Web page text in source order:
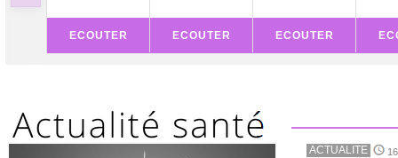
ECOUTER ECOUTER ECOUTER
ACTUALITE